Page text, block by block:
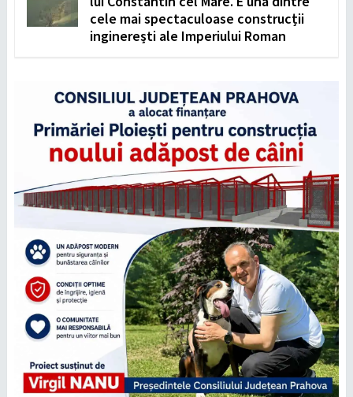
cele mai spectaculoase construcții
inginerești ale Imperiului Roman